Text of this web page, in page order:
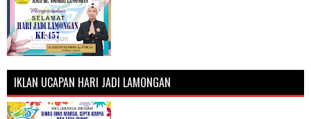
IKLAN UCAPAN HARI JADI LAMONGAN